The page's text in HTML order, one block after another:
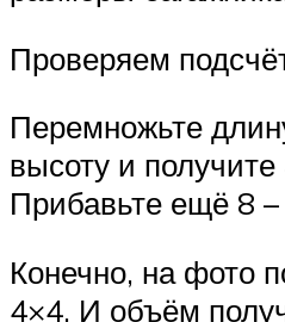
Проверяем
Перемножьте
высоту и
Прибавьте ещё 8
Конечно, на фото
4×4. И объём